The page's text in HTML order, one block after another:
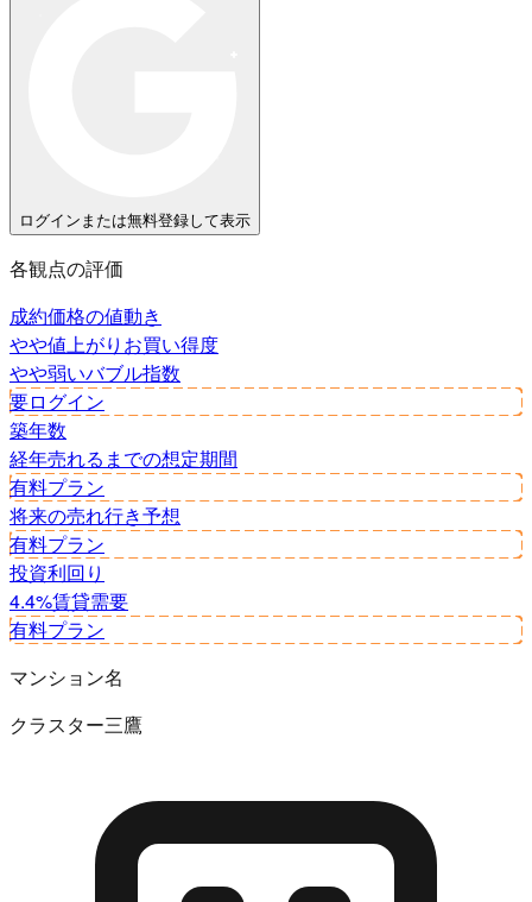
ログインまたは無料登録して表示
各観点の評価
成約価格の値動き
やや値上がり お買い得度
やや弱いバブル指数
要ログイン
築年数
経年売れるまでの想定期間
有料プラン
将来の売れ行き予想
有料プラン
投資利回り
4.4%賃貸需要
有料プラン
マンション名
クラスター三鷹